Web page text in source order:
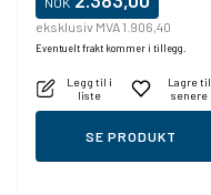
eksklusiv MVA 1.906,40
Eventuelt frakt kommer i tillegg.
Legg til i
liste
Lagre til
senere
SE PRODUKT